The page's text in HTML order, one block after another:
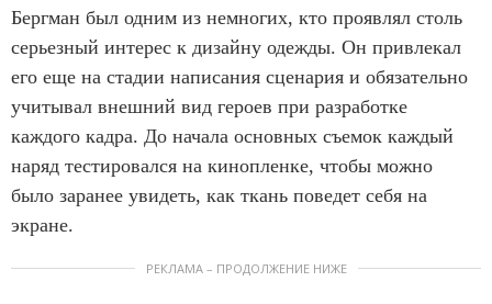
Бергман был одним из немногих, кто проявлял столь
серьезный интерес к дизайну одежды. Он привлекал
его еще на стадии написания сценария и обязательно
учитывал внешний вид героев при разработке
каждого кадра. До начала основных съемок каждый
наряд тестировался на кинопленке, чтобы можно
было заранее увидеть, как ткань поведет себя на
экране.
РЕКЛАМА – ПРОДОЛЖЕНИЕ НИЖЕ